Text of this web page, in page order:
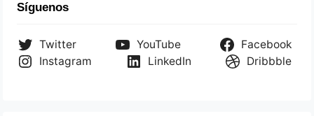
Síguenos
Twitter YouTube
Facebook
Instagram
LinkedIn Dribbble